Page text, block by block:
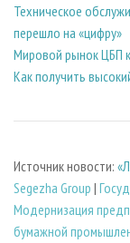
Техническое
перешло на «цифру»
Мировой рынок ЦБП
Как получить
Источник новости:
Segezha Group |
Модернизация
бумажной